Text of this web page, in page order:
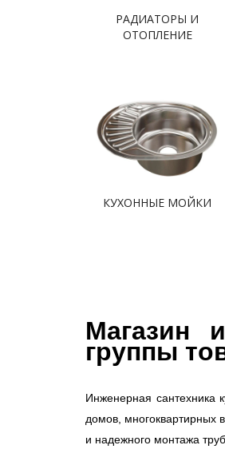
РАДИАТОРЫ И
ОТОПЛЕНИЕ
КУХОННЫЕ МОЙКИ
Магазин
группы
Инженерная сантехника
домов, многоквартирных
и надежного монтажа